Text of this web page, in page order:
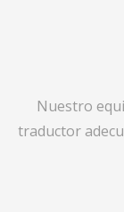
Nuestro
traductor